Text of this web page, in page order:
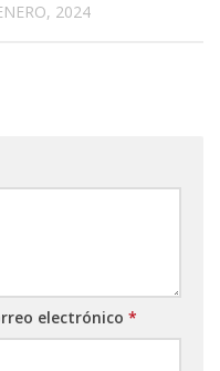
2024
electrónico *